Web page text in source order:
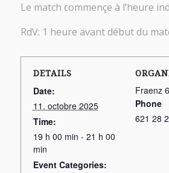
Le match commençe à l’heure
RdV: 1 heure avant début du
DETAILS
Date:
11. octobre 2025
Time:
19 h 00 min - 21 h 00
min
Event Categories:
Fraenz
Phone
621 28